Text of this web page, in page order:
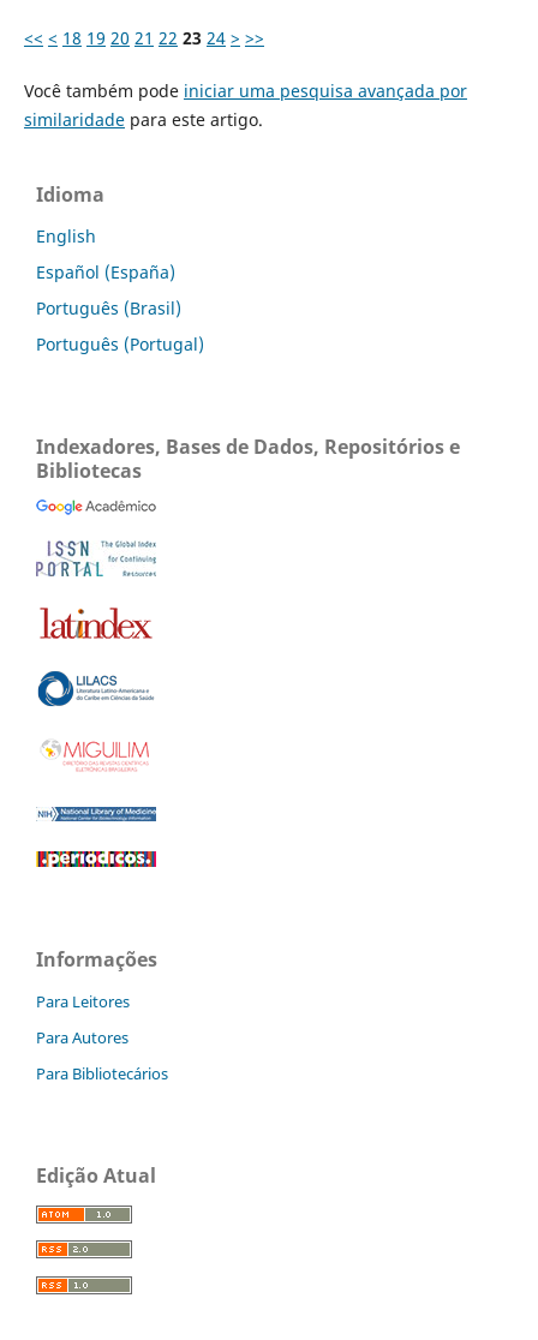
<< < 18 19 20 21 22 23 24 > >>
Você também pode iniciar uma pesquisa avançada por
similaridadepara este artigo.
Idioma
English
Español (España)
Português (Brasil)
Português (Portugal)
Indexadores, Bases de Dados, Repositórios e
Bibliotecas
Informações
Para Leitores
Para Autores
Para Bibliotecários
Edição Atual